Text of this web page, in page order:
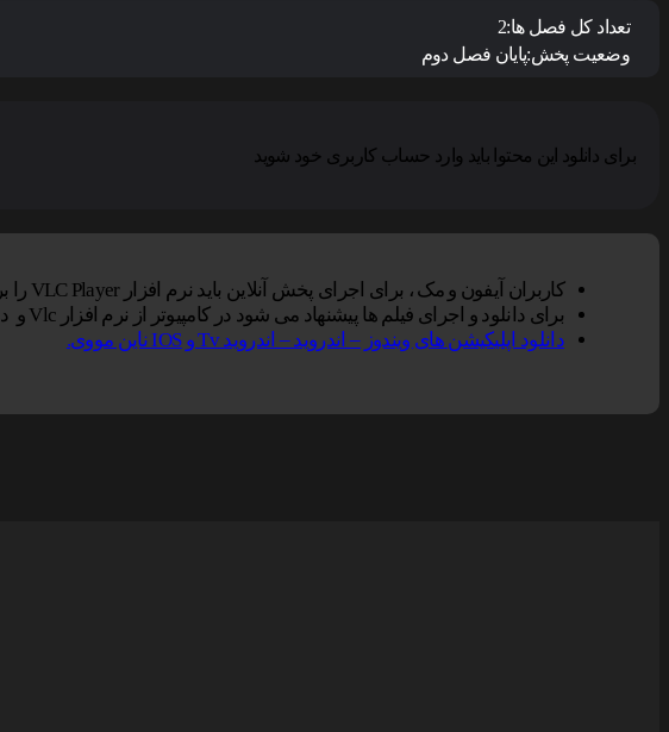
تعداد کل فصل ها:2
وضعیت پخش:پایان فصل دوم
برای دانلود این محتوا باید وارد حساب کاربری خود شوید
کاربران آیفون و مک ، برای اجرای پخش آنلاین باید نرم افزار VLC Player را بر روی دستگاه خود نصب کنند, سپس گزینه پخش آنلاین را در مرورگر سافاری انتخاب نمایید.
برای دانلود و اجرای فیلم ها پیشنهاد می شود در کامپیوتر از نرم افزار Vlc و در تلفن همراه از Vlc یا Mxplayer و یا KmPlayer استفاده کنید.
دانلود اپلیکیشن های ویندوز – اندروید – اندروید Tv و IOS ناین مووی.